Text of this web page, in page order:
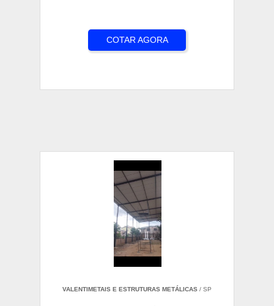
COTAR AGORA
VALENTIMETAIS E ESTRUTURAS METÁLICAS / SP